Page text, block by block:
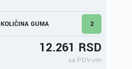
GUMA 2
12.261 RSD
sa PDV-om